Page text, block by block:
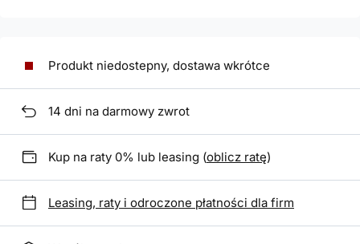
Produkt niedostepny, dostawa wkrótce
14 dni na darmowy zwrot
Kup na raty 0% lub leasing (oblicz ratę)
Leasing, raty i odroczone płatności dla firm